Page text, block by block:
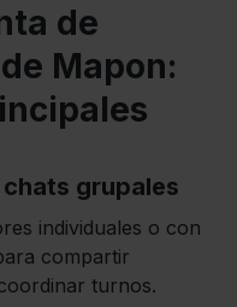
de
Mapon:
grupales
individuales o con
compartir
turnos.